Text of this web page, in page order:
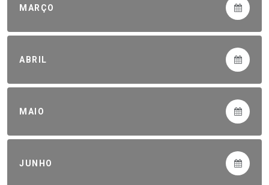
MARÇO
ABRIL
MAIO
JUNHO